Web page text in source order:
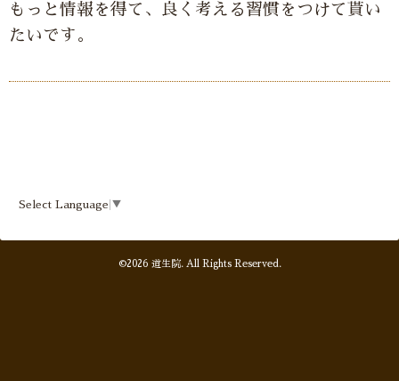
もっと情報を得て、良く考える習慣をつけて貰い
たいです。
Select Language ▼
©2026 道生院. All Rights Reserved.